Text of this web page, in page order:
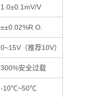
1.0±0.1mV/V
≤±0.02%R.O.
0~15V（推荐10V）
300%安全过载
-10℃~50℃